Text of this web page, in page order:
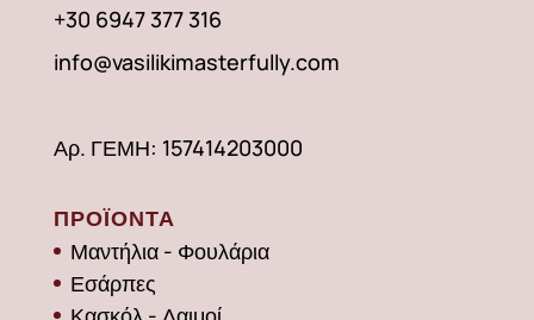
+30 6947 377 316
info@vasilikimasterfully.com
Αρ. ΓΕΜΗ: 157414203000
ΠΡΟΪΟΝΤΑ
Μαντήλια - Φουλάρια
Εσάρπες